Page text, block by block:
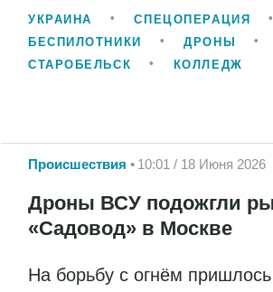
УКРАИНА
СПЕЦОПЕРАЦИЯ
БЕСПИЛОТНИКИ
ДРОНЫ
СТАРОБЕЛЬСК
КОЛЛЕДЖ
Происшествия 10:01 / 18 Июня 2026
Дроны ВСУ подожгли
«Садовод» в Москве
На борьбу с огнём